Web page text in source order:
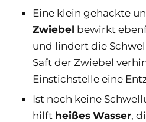
Eine klein gehackte
Zwiebel bewirkt
und lindert die
Saft der Zwiebel
Einstichstelle eine
Ist noch keine
hilft heißes Wasser,